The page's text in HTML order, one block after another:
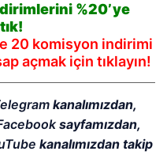
%20’ye
20 komisyon indirimi
açmak için tıklayın!
kanalımızdan,
sayfamızdan,
kanalımızdan takip